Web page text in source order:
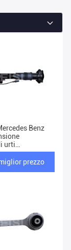
Benz
urti
1643203031
prezzo